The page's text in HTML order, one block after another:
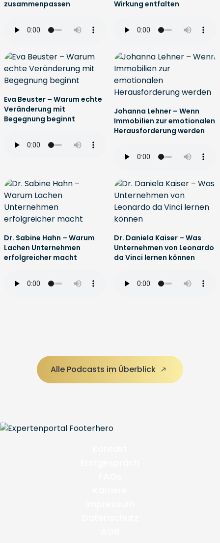
zusammenpassen
Wirkung entfalten
Eva Beuster – Warum echte
Veränderung mit
Begegnung beginnt
Johanna Lehner – Wenn
Immobilien zur emotionalen
Herausforderung werden
Dr. Sabine Hahn – Warum
Lachen Unternehmen
erfolgreicher macht
Dr. Daniela Kaiser – Was
Unternehmen von Leonardo
da Vinci lernen können
Alle Podcasts im Überblick